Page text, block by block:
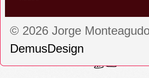
© 2026 Jorge
DemusDesign